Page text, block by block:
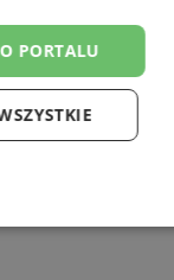
-
PORTALU